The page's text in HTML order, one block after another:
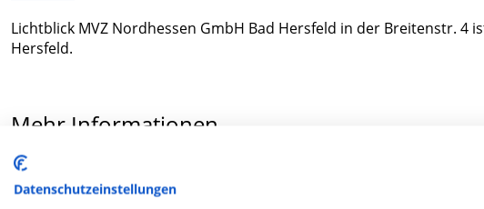
Lichtblick MVZ Nordhessen GmbH Bad Hersfeld in der Breitenstr. 4
Hersfeld.
Mehr Informationen
FAQ
Datenschutzeinstellungen